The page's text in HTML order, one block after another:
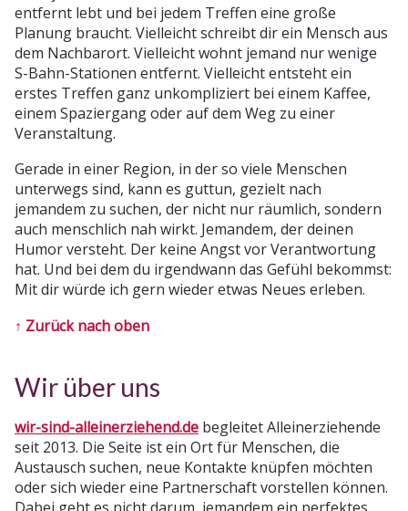
entfernt lebt und bei jedem Treffen eine große
Planung braucht. Vielleicht schreibt dir ein Mensch aus
dem Nachbarort. Vielleicht wohnt jemand nur wenige
S-Bahn-Stationen entfernt. Vielleicht entsteht ein
erstes Treffen ganz unkompliziert bei einem Kaffee,
einem Spaziergang oder auf dem Weg zu einer
Veranstaltung.
Gerade in einer Region, in der so viele Menschen
unterwegs sind, kann es guttun, gezielt nach
jemandem zu suchen, der nicht nur räumlich, sondern
auch menschlich nah wirkt. Jemandem, der deinen
Humor versteht. Der keine Angst vor Verantwortung
hat. Und bei dem du irgendwann das Gefühl bekommst:
Mit dir würde ich gern wieder etwas Neues erleben.
↑ Zurück nach oben
Wir über uns
wir-sind-alleinerziehend.de begleitet Alleinerziehende
seit 2013. Die Seite ist ein Ort für Menschen, die
Austausch suchen, neue Kontakte knüpfen möchten
oder sich wieder eine Partnerschaft vorstellen können.